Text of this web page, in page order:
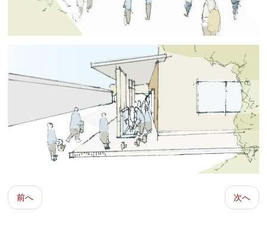
前へ 次へ